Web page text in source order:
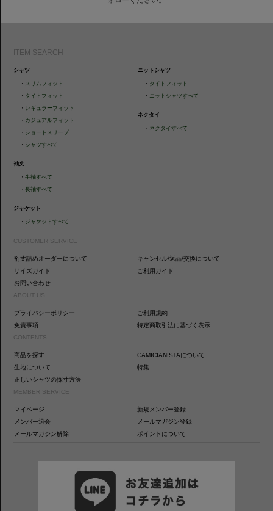
ITEM SEARCH
シャツ
・ スリムフィット
・ タイトフィット
・ レギュラーフィット
・ カジュアルフィット
・ ショートスリーブ
・ シャツすべて
袖丈
・半袖すべて
・長袖すべて
ジャケット
・ ジャケットすべて
ニットシャツ
・ タイトフィット
・ ニットシャツすべて
ネクタイ
・ ネクタイすべて
CUSTOMER SERVICE
裄丈詰めオーダーについて
キャンセル/返品/交換について
サイズガイド
ご利用ガイド
お問い合わせ
ABOUT US
プライバシーポリシー
ご利用規約
免責事項
特定商取引法に基づく表示
CONTENTS
商品を探す
CAMICIANISTAについて
生地について
特集
正しいシャツの採寸方法
MEMBER SERVICE
マイページ
新規メンバー登録
メンバー退会
メールマガジン登録
メールマガジン解除
ポイントについて